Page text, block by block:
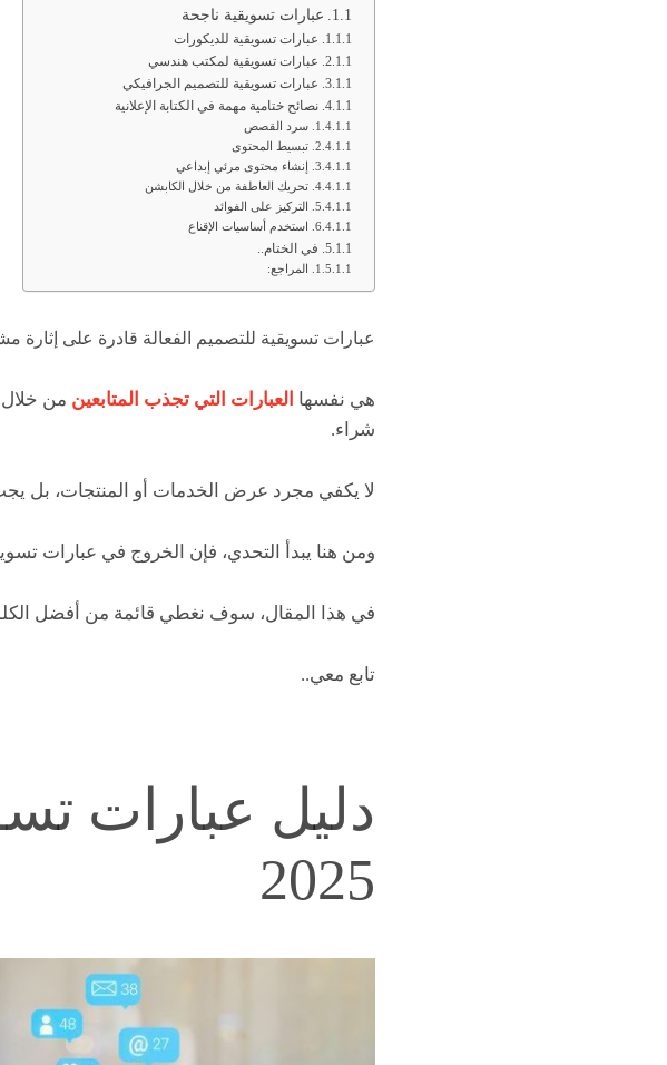
عبارات تسويقية ناجحة
عبارات تسويقية للديكورات
عبارات تسويقية لمكتب هندسي
عبارات تسويقية للتصميم الجرافيكي
نصائح ختامية مهمة في الكتابة الإعلانية
سرد القصص
تبسيط المحتوى
إنشاء محتوى مرئي إبداعي
تحريك العاطفة من خلال الكابشن
التركيز على الفوائد
استخدم أساسيات الإقناع
في الختام..
المراجع:
عبارات تسويقية للتصميم الفعالة قادرة على
هي نفسها العبارات التي تجذب المتابعين من
شراء.
لا يكفي مجرد عرض الخدمات أو المنتجات، بل
ومن هنا يبدأ التحدي، فإن الخروج في عبارات
في هذا المقال، سوف نغطي قائمة من أفضل
تابع معي..
دليل عبارات
2025